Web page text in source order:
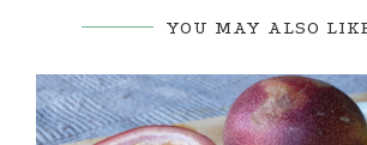
YOU MAY ALSO